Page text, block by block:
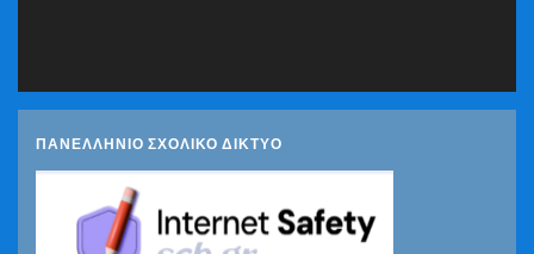
ΠΑΝΕΛΛΗΝΙΟ ΣΧΟΛΙΚΟ ΔΙΚΤΥΟ